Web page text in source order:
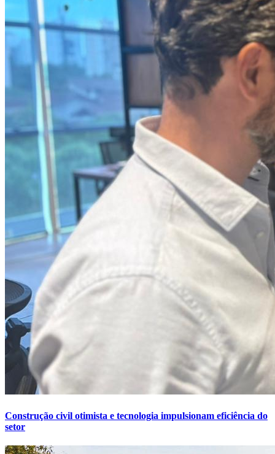
Construção civil otimista e tecnologia impulsionam eficiência do
setor